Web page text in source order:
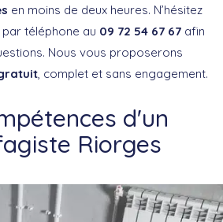
en moins de deux heures. N’hésitez
téléphone au 09 72 54 67 67 afin
Nous vous proposerons
, complet et sans engagement.
d'un
Riorges